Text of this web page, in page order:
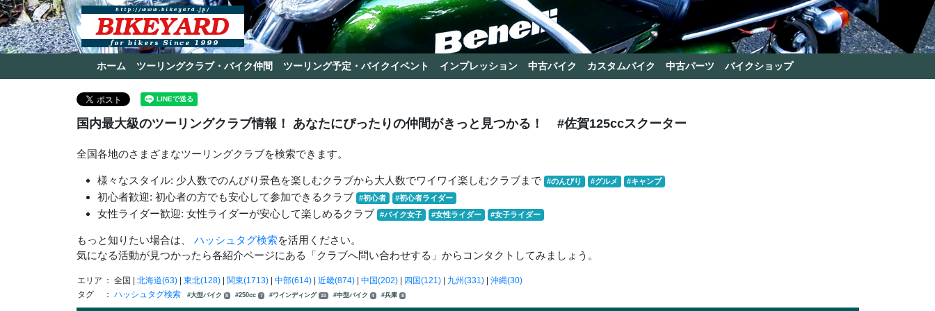
ホーム ツーリングクラブ・バイク仲間 ツーリング予定・バイクイベント インプレッション 中古バイク カスタムバイク 中古パーツ バイクショップ
国内最大級のツーリングクラブ情報！ あなたにぴったりの仲間がきっと見つかる！ #佐賀125ccスクーター
全国各地のさまざまなツーリングクラブを検索できます。
様々なスタイル: 少人数でのんびり景色を楽しむクラブから大人数でワイワイ楽しむクラブまで #のんびり #グルメ #キャンプ
初心者歓迎: 初心者の方でも安心して参加できるクラブ #初心者 #初心者ライダー
女性ライダー歓迎: 女性ライダーが安心して楽しめるクラブ #バイク女子 #女性ライダー #女子ライダー
もっと知りたい場合は、 ハッシュタグ検索を活用ください。
気になる活動が見つかったら各紹介ページにある「クラブへ問い合わせする」からコンタクトしてみましょう。
エリア ： 全国 | 北海道(63)| 東北(128)| 関東(1713)| 中部(614)| 近畿(874)| 中国(202)| 四国(121)| 九州(331)| 沖縄(30)
タグ
： ハッシュタグ検索 #大型バイク 8 #250cc 7 #ワインディング 10 #中型バイク 4 #兵庫 8